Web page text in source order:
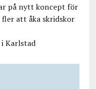
på nytt koncept för
fler att åka skridskor
Karlstad